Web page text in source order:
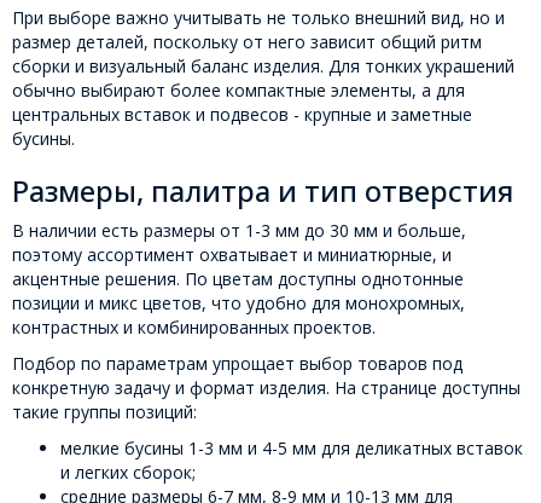
При выборе важно учитывать не только внешний вид, но и
размер деталей, поскольку от него зависит общий ритм
сборки и визуальный баланс изделия. Для тонких украшений
обычно выбирают более компактные элементы, а для
центральных вставок и подвесов - крупные и заметные
бусины.
Размеры, палитра и тип отверстия
В наличии есть размеры от 1-3 мм до 30 мм и больше,
поэтому ассортимент охватывает и миниатюрные, и
акцентные решения. По цветам доступны однотонные
позиции и микс цветов, что удобно для монохромных,
контрастных и комбинированных проектов.
Подбор по параметрам упрощает выбор товаров под
конкретную задачу и формат изделия. На странице доступны
такие группы позиций:
мелкие бусины 1-3 мм и 4-5 мм для деликатных вставок
и легких сборок;
средние размеры 6-7 мм, 8-9 мм и 10-13 мм для